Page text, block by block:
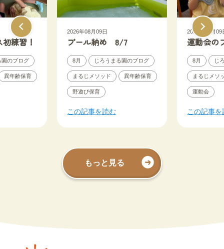
練習！
園のブログ
異年齢保育
2026年08月09日
プール納め 8/7
8月 じろうまる園のブログ
まるじメソッド 異年齢保育
野遊び保育
この記事を読む
2026年08月09
運動会の
8月 じ
まるじメソ
運動会
この記事を
もっと見る